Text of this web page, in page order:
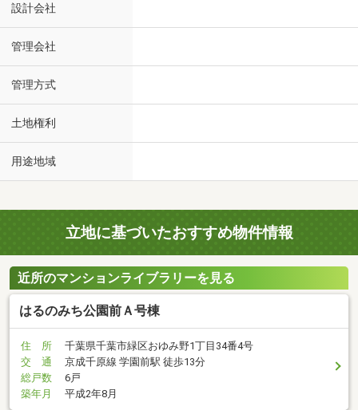
設計会社
管理会社
管理方式
土地権利
用途地域
立地に基づいたおすすめ物件情報
近所のマンションライブラリーを見る
はるのみち公園前Ａ号棟
住 所
千葉県千葉市緑区おゆみ野1丁目34番4号
交 通
京成千原線 学園前駅 徒歩13分
総戸数
6戸
築年月
平成2年8月